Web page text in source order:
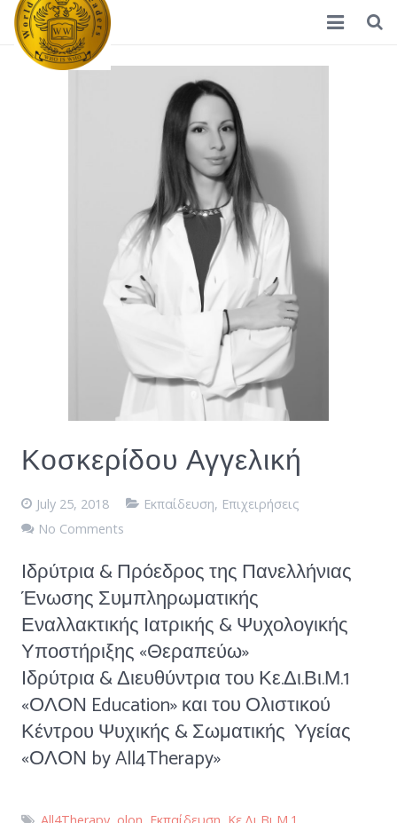
Home
Διεθνείς Γυναίκες Ηγέτες
Κοσκερίδου Αγγελική
July 25, 2018 Εκπαίδευση, Επιχειρήσεις
No Comments
Ιδρύτρια & Πρόεδρος της Πανελλήνιας
Ένωσης Συμπληρωματικής
Εναλλακτικής Ιατρικής & Ψυχολογικής
Υποστήριξης «Θεραπεύω»
Ιδρύτρια & Διευθύντρια του Κε.Δι.Βι.Μ.1
«ΟΛΟΝ Education» και του Ολιστικού
Κέντρου Ψυχικής & Σωματικής Υγείας
«ΟΛΟΝ by All4Therapy»